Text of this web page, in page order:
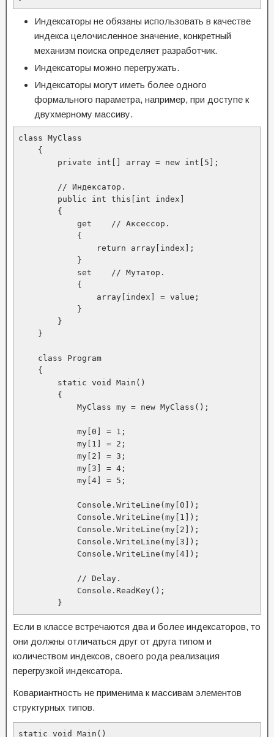
Индексаторы не обязаны использовать в качестве
индекса целочисленное значение, конкретный
механизм поиска определяет разработчик.
Индексаторы можно перегружать.
Индексаторы могут иметь более одного
формального параметра, например, при доступе к
двухмерному массиву.
class MyClass
    {
        private int[] array = new int[5];
        // Индексатор.
        public int this[int index]
        {
            get    // Аксессор.
            {
                return array[index];
            }
            set    // Мутатор.
            {
                array[index] = value;
            }
        }
    }
    class Program
    {
        static void Main()
        {
            MyClass my = new MyClass();
            my[0] = 1;
            my[1] = 2;
            my[2] = 3;
            my[3] = 4;
            my[4] = 5;
            Console.WriteLine(my[0]);
            Console.WriteLine(my[1]);
            Console.WriteLine(my[2]);
            Console.WriteLine(my[3]);
            Console.WriteLine(my[4]);
            // Delay.
            Console.ReadKey();
        }
Если в классе встречаются два и более индексаторов, то
они должны отличаться друг от друга типом и
количеством индексов, своего рода реализация
перегрузкой индексатора.
Ковариантность не применима к массивам элементов
структурных типов.
static void Main()